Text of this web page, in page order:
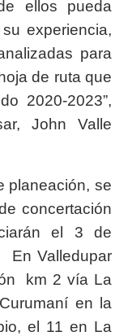
ellos pueda
experiencia,
para
de ruta que
2020-2023”,
John Valle
planeación, se
concertación
el 3 de
En Valledupar
km 2 vía La
en la
el 11 en La